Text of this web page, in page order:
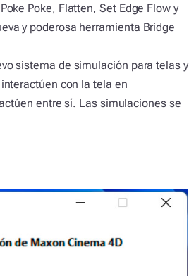
Poke, Flatten, Set Edge Flow y
y poderosa herramienta Bridge
sistema de simulación para telas y
con la tela en
entre sí. Las simulaciones se